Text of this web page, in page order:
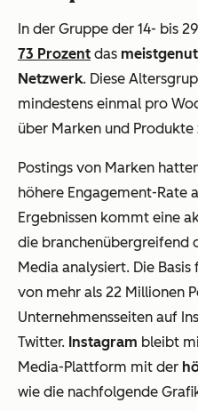
In der Gruppe der 14- bis
73 Prozent das
Netzwerk. Diese
mindestens einmal pro
über Marken und
Postings von Marken
höhere Engagement-Rate
Ergebnissen kommt eine
die branchenübergreifend
Media analysiert. Die
von mehr als 22 Millionen
Unternehmensseiten auf
Twitter. Instagram bleibt
Media-Plattform mit der
wie die nachfolgende